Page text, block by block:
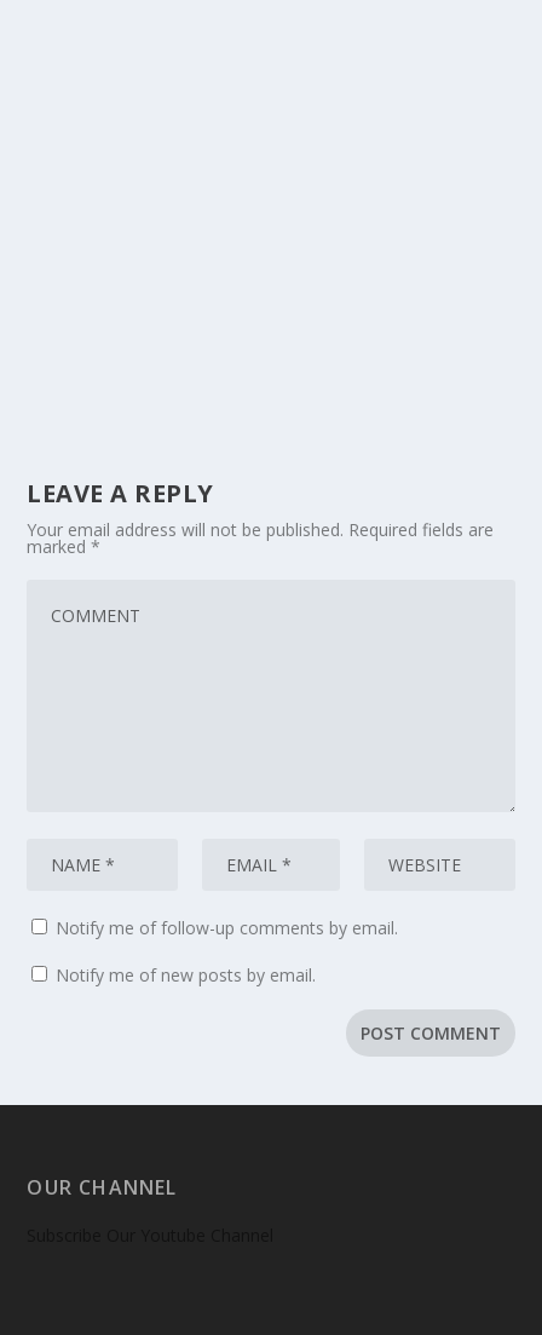
LEAVE A REPLY
Your email address will not be published. Required fields are
marked*
Notify me of follow-up comments by email.
Notify me of new posts by email.
OUR CHANNEL